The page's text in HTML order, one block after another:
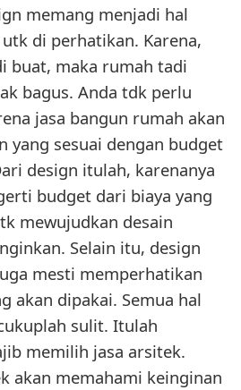
memang menjadi hal
di perhatikan. Karena,
buat, maka rumah tadi
bagus. Anda tdk perlu
jasa bangun rumah akan
yang sesuai dengan budget
design itulah, karenanya
budget dari biaya yang
mewujudkan desain
Selain itu, design
mesti memperhatikan
akan dipakai. Semua hal
sulit. Itulah
memilih jasa arsitek.
akan memahami keinginan